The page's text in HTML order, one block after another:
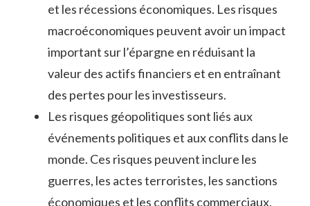
et les récessions économiques. Les risques
macroéconomiques peuvent avoir un impact
important sur l’épargne en réduisant la
valeur des actifs financiers et en entraînant
des pertes pour les investisseurs.
Les risques géopolitiques sont liés aux
événements politiques et aux conflits dans le
monde. Ces risques peuvent inclure les
guerres, les actes terroristes, les sanctions
économiques et les conflits commerciaux.